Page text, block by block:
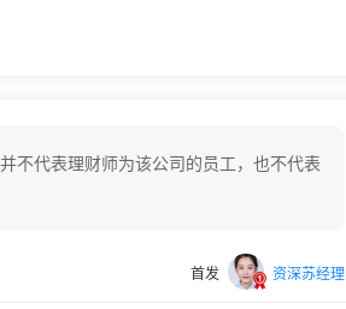
不代表理财师为该公司的员工，也不代表
首发 资深苏经理